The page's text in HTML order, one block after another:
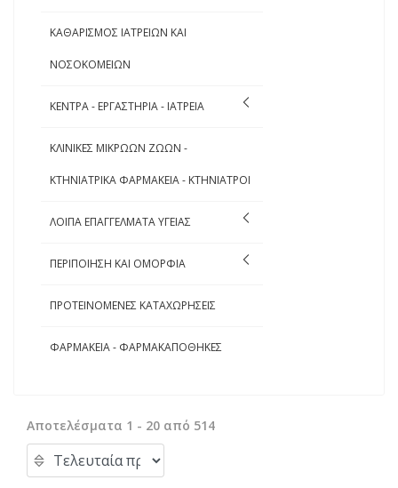
ΚΑΘΑΡΙΣΜΟΣ ΙΑΤΡΕΙΩΝ ΚΑΙ
ΝΟΣΟΚΟΜΕΙΩΝ
ΚΕΝΤΡΑ - ΕΡΓΑΣΤΗΡΙΑ - ΙΑΤΡΕΙΑ
ΚΛΙΝΙΚΕΣ ΜΙΚΡΩΩΝ ΖΩΩΝ -
ΚΤΗΝΙΑΤΡΙΚΑ ΦΑΡΜΑΚΕΙΑ - ΚΤΗΝΙΑΤΡΟΙ
ΛΟΙΠΑ ΕΠΑΓΓΕΛΜΑΤΑ ΥΓΕΙΑΣ
ΠΕΡΙΠΟΙΗΣΗ ΚΑΙ ΟΜΟΡΦΙΑ
ΠΡΟΤΕΙΝΟΜΕΝΕΣ ΚΑΤΑΧΩΡΗΣΕΙΣ
ΦΑΡΜΑΚΕΙΑ - ΦΑΡΜΑΚΑΠΟΘΗΚΕΣ
Αποτελέσματα 1 - 20 από 514